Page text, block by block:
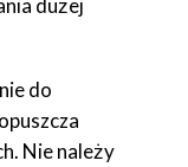
dużej
do
Nie należy